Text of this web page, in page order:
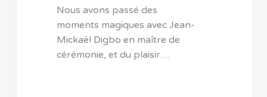
Nous avons passé des
moments magiques avec Jean-
Mickaël Digbo en maître de
cérémonie, et du plaisir…